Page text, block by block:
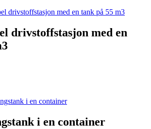
drivstoffstasjon med en
i en container